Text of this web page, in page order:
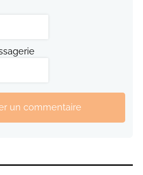
un commentaire